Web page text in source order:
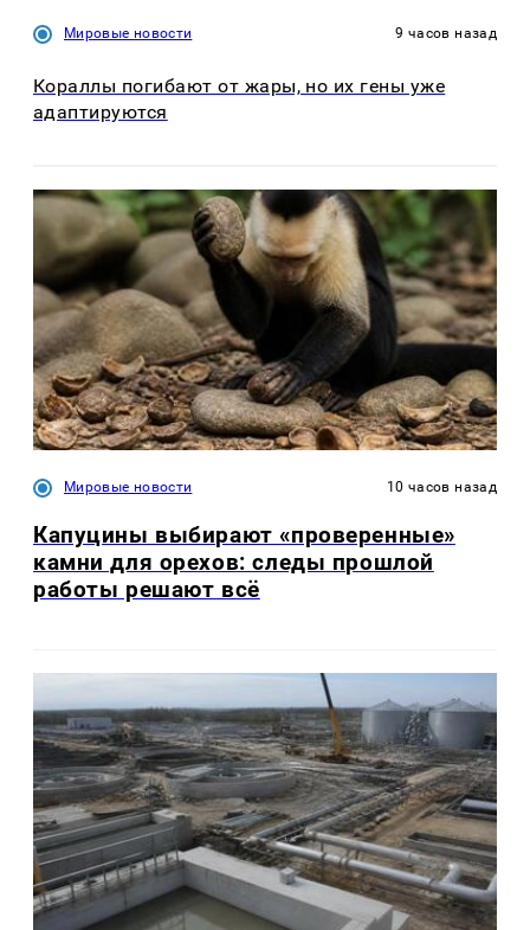
Мировые новости 9 часов назад
Кораллы погибают от жары, но их гены уже
адаптируются
Мировые новости 10 часов назад
Капуцины выбирают «проверенные»
камни для орехов: следы прошлой
работы решают всё